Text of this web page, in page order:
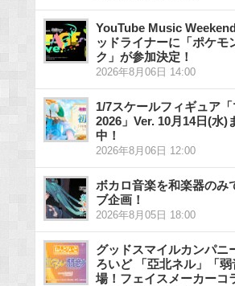
YouTube Music
ッドライナーに「ポケモ
ク」が参加決定！
2026年8月06日 14:00
1/7スケールフィギュア
2026」Ver. 10月14日(水)
中！
2026年8月06日 12:00
ボカロ音楽を和楽器のみ
ブ企画！
2026年8月05日 18:00
グッドスマイルカンパニ
ろいど 「亞北ネル」「
場！フェイスメーカーコ